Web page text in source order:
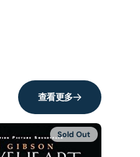
查看更多
Sold Out